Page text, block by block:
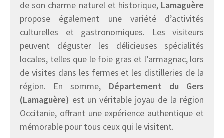
de son charme naturel et historique, Lamaguère
propose également une variété d’activités
culturelles et gastronomiques. Les visiteurs
peuvent déguster les délicieuses spécialités
locales, telles que le foie gras et l’armagnac, lors
de visites dans les fermes et les distilleries de la
région. En somme, Département du Gers
(Lamaguère) est un véritable joyau de la région
Occitanie, offrant une expérience authentique et
mémorable pour tous ceux qui le visitent.